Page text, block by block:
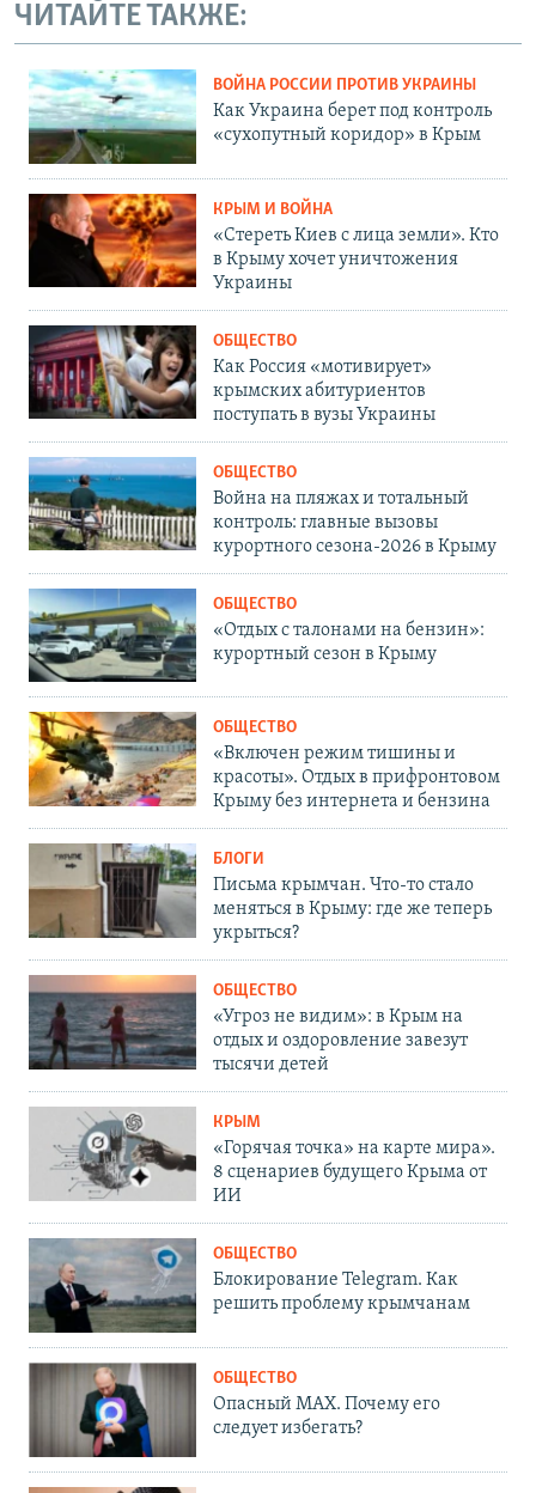
ЧИТАЙТЕ ТАКЖЕ:
ВОЙНА РОССИИ ПРОТИВ УКРАИНЫ
Как Украина берет под контроль
«сухопутный коридор» в Крым
КРЫМ И ВОЙНА
«Стереть Киев с лица земли». Кто
в Крыму хочет уничтожения
Украины
ОБЩЕСТВО
Как Россия «мотивирует»
крымских абитуриентов
поступать в вузы Украины
ОБЩЕСТВО
Война на пляжах и тотальный
контроль: главные вызовы
курортного сезона-2026 в Крыму
ОБЩЕСТВО
«Отдых с талонами на бензин»:
курортный сезон в Крыму
ОБЩЕСТВО
«Включен режим тишины и
красоты». Отдых в прифронтовом
Крыму без интернета и бензина
БЛОГИ
Письма крымчан. Что-то стало
меняться в Крыму: где же теперь
укрыться?
ОБЩЕСТВО
«Угроз не видим»: в Крым на
отдых и оздоровление завезут
тысячи детей
КРЫМ
«Горячая точка» на карте мира».
8 сценариев будущего Крыма от
ИИ
ОБЩЕСТВО
Блокирование Telegram. Как
решить проблему крымчанам
ОБЩЕСТВО
Опасный MAX. Почему его
следует избегать?